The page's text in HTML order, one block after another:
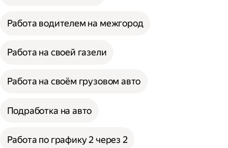
Работа водителем на межгород
Работа на своей газели
Работа на своём грузовом авто
Подработка на авто
Работа по графику 2 через 2